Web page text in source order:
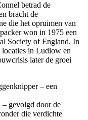
betrad de
bracht de
die het opruimen van
won in 1975 een
Society of England. In
locaties in Ludlow en
later de groei
– een
gevolgd door de
die verdichte